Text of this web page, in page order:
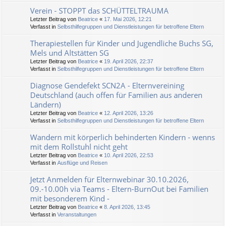
Verein - STOPPT das SCHÜTTELTRAUMA
Letzter Beitrag von Beatrice « 17. Mai 2026, 12:21
Verfasst in Selbsthilfegruppen und Dienstleistungen für betroffene Eltern
Therapiestellen für Kinder und Jugendliche Buchs SG,
Mels und Altstätten SG
Letzter Beitrag von Beatrice « 19. April 2026, 22:37
Verfasst in Selbsthilfegruppen und Dienstleistungen für betroffene Eltern
Diagnose Gendefekt SCN2A - Elternvereining
Deutschland (auch offen für Familien aus anderen
Ländern)
Letzter Beitrag von Beatrice « 12. April 2026, 13:26
Verfasst in Selbsthilfegruppen und Dienstleistungen für betroffene Eltern
Wandern mit körperlich behinderten Kindern - wenns
mit dem Rollstuhl nicht geht
Letzter Beitrag von Beatrice « 10. April 2026, 22:53
Verfasst in Ausflüge und Reisen
Jetzt Anmelden für Elternwebinar 30.10.2026,
09.-10.00h via Teams - Eltern-BurnOut bei Familien
mit besonderem Kind -
Letzter Beitrag von Beatrice « 8. April 2026, 13:45
Verfasst in Veranstaltungen